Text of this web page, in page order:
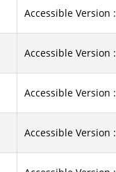
Accessible Version :
Accessible Version :
Accessible Version :
Accessible Version :